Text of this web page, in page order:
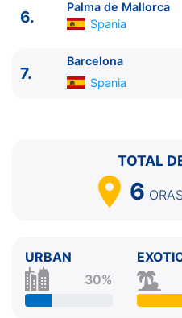
Ziua | Portul | Sosire -
Civitavecchia, Roma
2.
Sorrento Italia
Palma de Mallorca
Spania
6.
Palma de Mallorca
Spania
7.
Barcelona
Spania
TOTAL
6
URBAN
30%